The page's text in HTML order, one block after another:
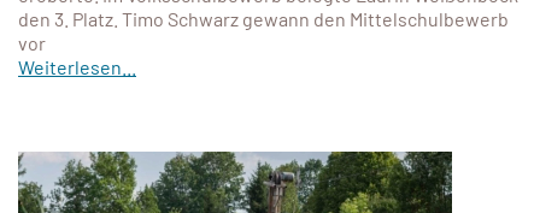
den 3. Platz. Timo Schwarz gewann den Mittelschulbewerb
vor
Weiterlesen...